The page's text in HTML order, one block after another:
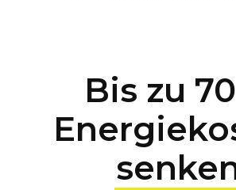
Bis zu